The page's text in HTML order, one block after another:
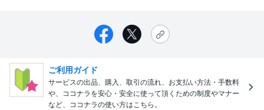
ご利用ガイド
サービスの出品、購入、取引の流れ、お支払い方法・手数料
や、ココナラを安心・安全に使って頂くための制度やマナー
など、ココナラの使い方はこちら。